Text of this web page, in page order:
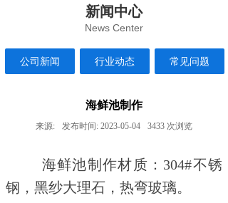
新闻中心
News Center
公司新闻 行业动态 常见问题
海鲜池制作
来源: 发布时间: 2023-05-04 3433 次浏览
海鲜池制作材质：304#不锈
钢，黑纱大理石，热弯玻璃。